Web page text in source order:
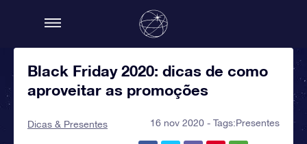
Black Friday 2020: dicas de como
aproveitar as promoções
Dicas & Presentes 16 nov 2020 - Tags:Presentes